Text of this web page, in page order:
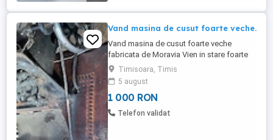
Vand masina de cusut foarte veche.
Vand masina de cusut foarte veche
fabricata de Moravia Vien in stare foarte
buna. Nu stiu daca este functionala!
Timisoara, Timis
5 august
1 000 RON
Telefon validat